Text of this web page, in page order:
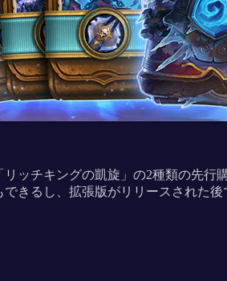
ッチキングの凱旋」の2種類の先行
できるし、拡張版がリリースされた